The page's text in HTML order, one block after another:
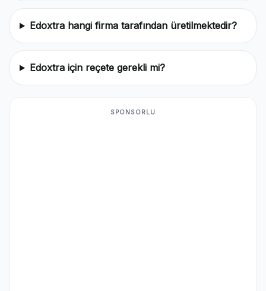
Edoxtra hangi firma tarafından üretilmektedir?
Edoxtra için reçete gerekli mi?
SPONSORLU